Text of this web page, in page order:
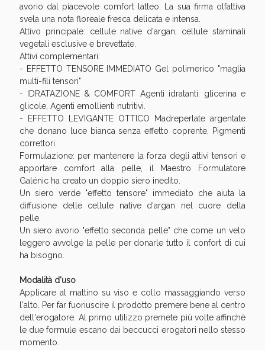
avorio dal piacevole comfort latteo. La sua firma olfattiva
svela una nota floreale fresca delicata e intensa.
Attivo principale: cellule native d'argan, cellule staminali
vegetali esclusive e brevettate.
Attivi complementari:
- EFFETTO TENSORE IMMEDIATO Gel polimerico "maglia
multi-fili tensori"
- IDRATAZIONE & COMFORT Agenti idratanti: glicerina e
glicole, Agenti emollienti nutritivi.
- EFFETTO LEVIGANTE OTTICO Madreperlate argentate
che donano luce bianca senza effetto coprente, Pigmenti
correttori.
Formulazione: per mantenere la forza degli attivi tensori e
apportare comfort alla pelle, il Maestro Formulatore
Galénic ha creato un doppio siero inedito.
Un siero verde "effetto tensore" immediato che aiuta la
diffusione delle cellule native d'argan nel cuore della
pelle.
Un siero avorio "effetto seconda pelle" che come un velo
leggero avvolge la pelle per donarle tutto il confort di cui
ha bisogno.
Modalità d'uso
Applicare al mattino su viso e collo massaggiando verso
l'alto. Per far fuoriuscire il prodotto premere bene al centro
dell'erogatore. Al primo utilizzo premete più volte affinchè
le due formule escano dai beccucci erogatori nello stesso
momento.
Vie Urinarie e Prostata: Sconti fino al 45% oggi!
Benessere Intestinale: Sconto fino al 55% valido
oggi!